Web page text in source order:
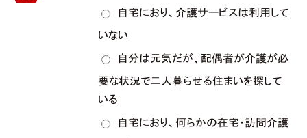
自宅におり、介護サービスは利用して
いない
自分は元気だが、配偶者が介護が必
要な状況で二人暮らせる住まいを探して
いる
自宅におり、何らかの在宅・訪問介護